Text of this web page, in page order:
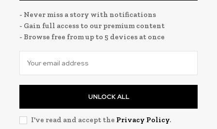
- Never miss a story with notifications
- Gain full access to our premium content
- Browse free from up to 5 devices at once
UNLOCK ALL
I've read and accept the Privacy Policy.